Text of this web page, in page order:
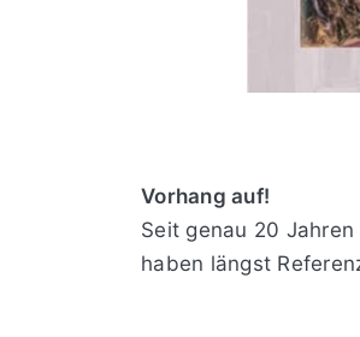
Vorhang auf!
Seit genau 20
haben längst